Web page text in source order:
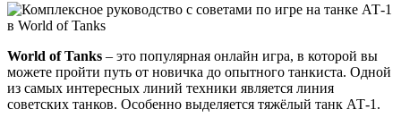
World of Tanks – это популярная онлайн игра, в которой вы
можете пройти путь от новичка до опытного танкиста. Одной
из самых интересных линий техники является линия
советских танков. Особенно выделяется тяжёлый танк АТ-1.